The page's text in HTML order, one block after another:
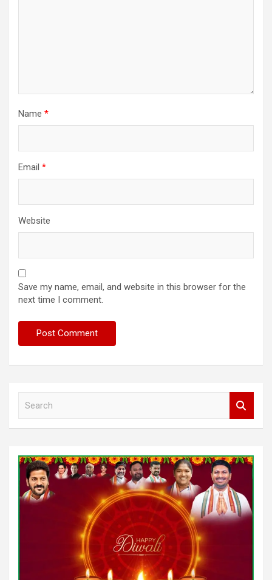
Name *
Email *
Website
Save my name, email, and website in this browser for the
next time I comment.
h